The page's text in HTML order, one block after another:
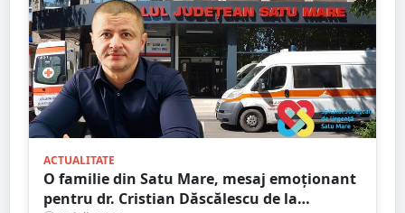
ACTUALITATE
O familie din Satu Mare, mesaj emoționant
pentru dr. Cristian Dăscălescu de la